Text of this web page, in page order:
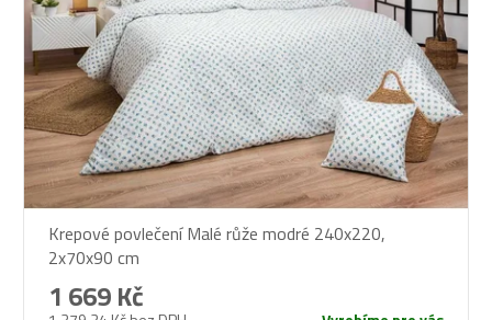
Krepové povlečení Malé růže modré 240x220,
2x70x90 cm
1 669 Kč